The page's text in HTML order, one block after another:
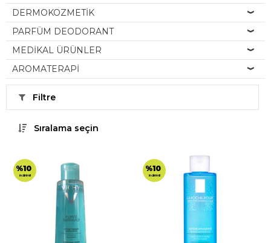
DERMOKOZMETİK
PARFÜM DEODORANT
MEDİKAL ÜRÜNLER
AROMATERAPİ
Filtre
Sıralama seçin
%10
indirimli
%10
indirimli